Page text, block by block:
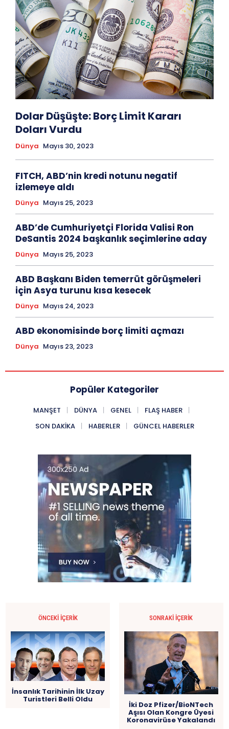
Dolar Düşüşte: Borç Limit Kararı
Doları Vurdu
Dünya Mayıs 30, 2023
FITCH, ABD’nin kredi notunu negatif
izlemeye aldı
Dünya Mayıs 25, 2023
ABD’de Cumhuriyetçi Florida Valisi Ron
DeSantis 2024 başkanlık seçimlerine aday
Dünya Mayıs 25, 2023
ABD Başkanı Biden temerrüt görüşmeleri
için Asya turunu kısa kesecek
Dünya Mayıs 24, 2023
ABD ekonomisinde borç limiti açmazı
Dünya Mayıs 23, 2023
Popüler Kategoriler
MANŞET DÜNYA GENEL
FLAŞ HABER
SON DAKIKA
HABERLER GÜNCEL HABERLER
ÖNCEKI İÇERIK
İnsanlık Tarihinin İlk Uzay
Turistleri Belli Oldu
SONRAKI İÇERIK
İki Doz Pfizer/BioNTech
Aşısı Olan Kongre Üyesi
Koronavirüse Yakalandı